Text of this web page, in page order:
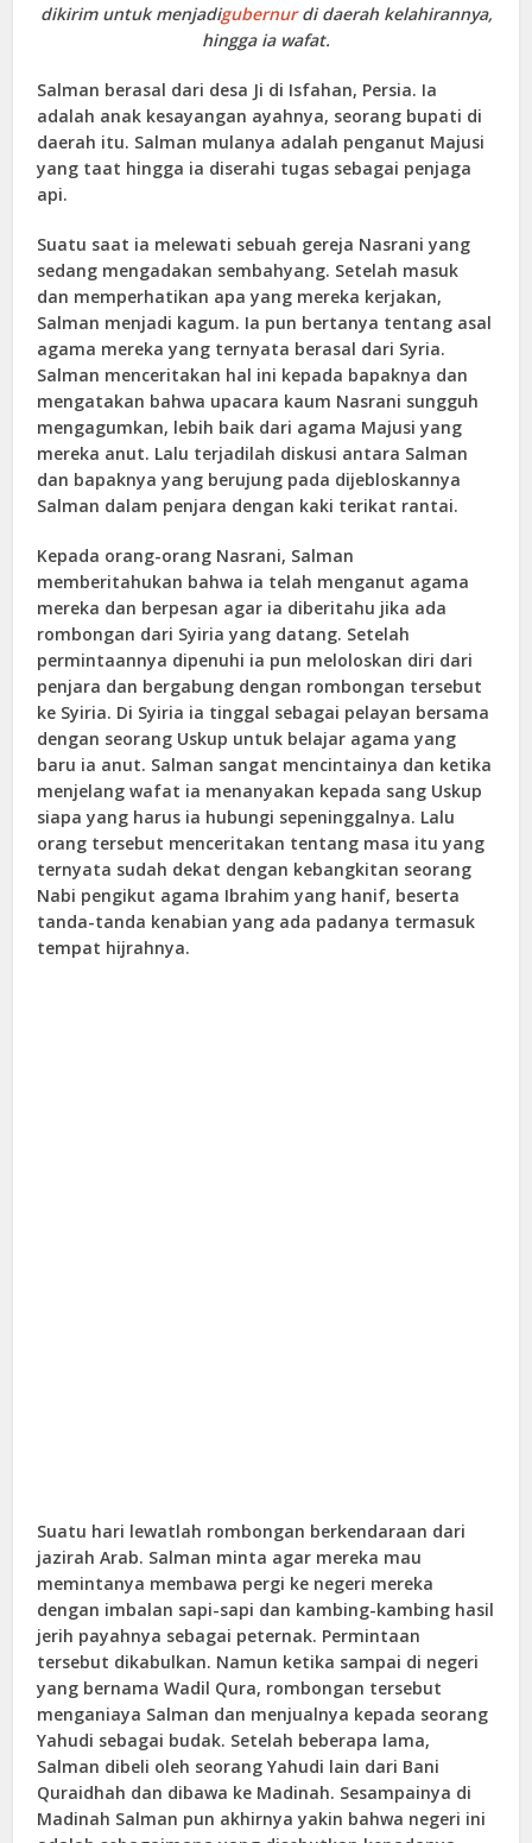
dikirim untuk menjadigubernurdi daerah kelahirannya,
hingga ia wafat.
Salman berasal dari desa Ji di Isfahan, Persia. Ia
adalah anak kesayangan ayahnya, seorang bupati di
daerah itu. Salman mulanya adalah penganut Majusi
yang taat hingga ia diserahi tugas sebagai penjaga
api.
Suatu saat ia melewati sebuah gereja Nasrani yang
sedang mengadakan sembahyang. Setelah masuk
dan memperhatikan apa yang mereka kerjakan,
Salman menjadi kagum. Ia pun bertanya tentang asal
agama mereka yang ternyata berasal dari Syria.
Salman menceritakan hal ini kepada bapaknya dan
mengatakan bahwa upacara kaum Nasrani sungguh
mengagumkan, lebih baik dari agama Majusi yang
mereka anut. Lalu terjadilah diskusi antara Salman
dan bapaknya yang berujung pada dijebloskannya
Salman dalam penjara dengan kaki terikat rantai.
Kepada orang-orang Nasrani, Salman
memberitahukan bahwa ia telah menganut agama
mereka dan berpesan agar ia diberitahu jika ada
rombongan dari Syiria yang datang. Setelah
permintaannya dipenuhi ia pun meloloskan diri dari
penjara dan bergabung dengan rombongan tersebut
ke Syiria. Di Syiria ia tinggal sebagai pelayan bersama
dengan seorang Uskup untuk belajar agama yang
baru ia anut. Salman sangat mencintainya dan ketika
menjelang wafat ia menanyakan kepada sang Uskup
siapa yang harus ia hubungi sepeninggalnya. Lalu
orang tersebut menceritakan tentang masa itu yang
ternyata sudah dekat dengan kebangkitan seorang
Nabi pengikut agama Ibrahim yang hanif, beserta
tanda-tanda kenabian yang ada padanya termasuk
tempat hijrahnya.
Suatu hari lewatlah rombongan berkendaraan dari
jazirah Arab. Salman minta agar mereka mau
memintanya membawa pergi ke negeri mereka
dengan imbalan sapi-sapi dan kambing-kambing hasil
jerih payahnya sebagai peternak. Permintaan
tersebut dikabulkan. Namun ketika sampai di negeri
yang bernama Wadil Qura, rombongan tersebut
menganiaya Salman dan menjualnya kepada seorang
Yahudi sebagai budak. Setelah beberapa lama,
Salman dibeli oleh seorang Yahudi lain dari Bani
Quraidhah dan dibawa ke Madinah. Sesampainya di
Madinah Salman pun akhirnya yakin bahwa negeri ini